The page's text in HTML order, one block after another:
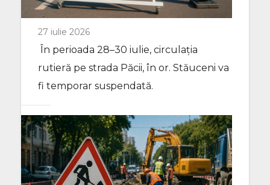
27 iulie 2026
În perioada 28–30 iulie, circulația
rutieră pe strada Păcii, în or. Stăuceni va
fi temporar suspendată.